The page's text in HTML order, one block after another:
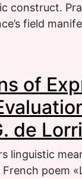
construct.
field
of
de
linguistic
poem